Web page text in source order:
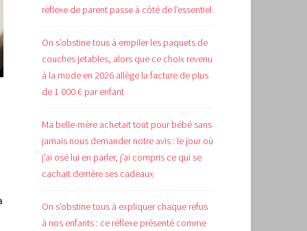
réflexe de parent passe à côté de l’essentiel
On s’obstine tous à empiler les paquets de
couches jetables, alors que ce choix revenu
à la mode en 2026 allège la facture de plus
de 1 000 € par enfant
Ma belle-mère achetait tout pour bébé sans
jamais nous demander notre avis : le jour où
j’ai osé lui en parler, j’ai compris ce qui se
cachait derrière ses cadeaux
On s’obstine tous à expliquer chaque refus
à nos enfants : ce réflexe présenté comme